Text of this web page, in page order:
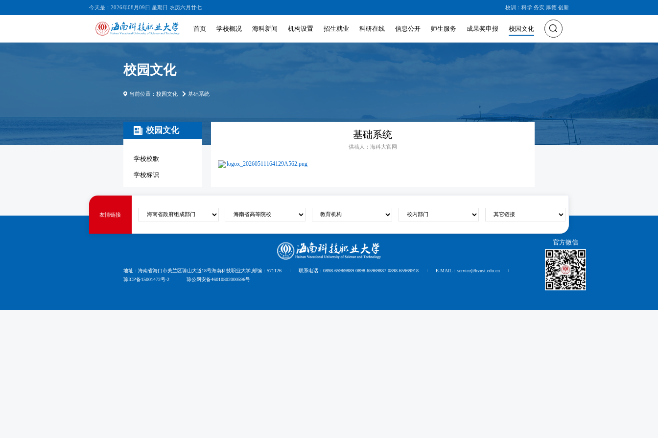
今天是：2026年08月09日 星期日 农历六月廿七 校训：科学 务实 厚德 创新
首页 学校概况 海科新闻 机构设置 招生就业 科研在线 信息公开 师生服务 成果奖申报 校园文化
校园文化
当前位置： 校园文化 基础系统
校园文化
学校校歌
学校标识
基础系统
供稿人：海科大官网
logox_20260511164129A562.png
友情链接
地址：海南省海口市美兰区琼山大道18号海南科技职业大学,邮编：571126 联系电话：0898-65969889 0898-65969887 0898-65969918
E-MAIL：service@hvust.edu.cn
琼ICP备15001472号-2
琼公网安备46010802000596号
官方微信